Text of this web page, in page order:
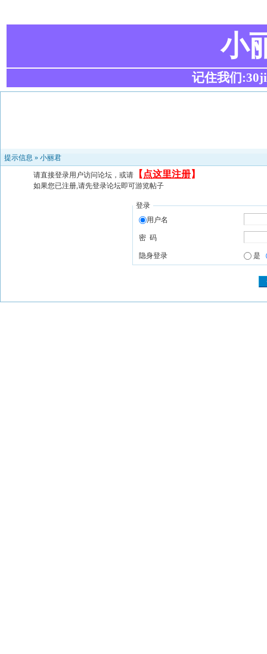
小
记住我们
提示信息 » 小丽君
请直接登录用户访问论坛，或请 【 点这里注册】
如果您已注册,请先登录论坛即可游览帖子
登录
用户名
密 码
隐身登录 是